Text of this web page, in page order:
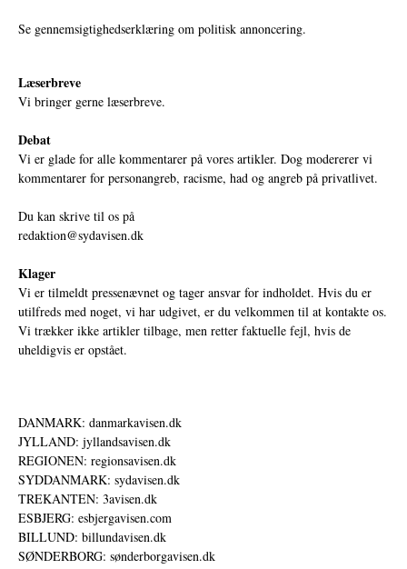
Se gennemsigtighedserklæring om politisk annoncering.
Læserbreve
Vi bringer gerne læserbreve.
Debat
Vi er glade for alle kommentarer på vores artikler. Dog modererer vi
kommentarer for personangreb, racisme, had og angreb på privatlivet.
Du kan skrive til os på
redaktion@sydavisen.dk
Klager
Vi er tilmeldt pressenævnet og tager ansvar for indholdet. Hvis du er
utilfreds med noget, vi har udgivet, er du velkommen til at kontakte os.
Vi trækker ikke artikler tilbage, men retter faktuelle fejl, hvis de
uheldigvis er opstået.
DANMARK: danmarkavisen.dk
JYLLAND: jyllandsavisen.dk
REGIONEN: regionsavisen.dk
SYDDANMARK: sydavisen.dk
TREKANTEN: 3avisen.dk
ESBJERG: esbjergavisen.com
BILLUND: billundavisen.dk
SØNDERBORG: sønderborgavisen.dk